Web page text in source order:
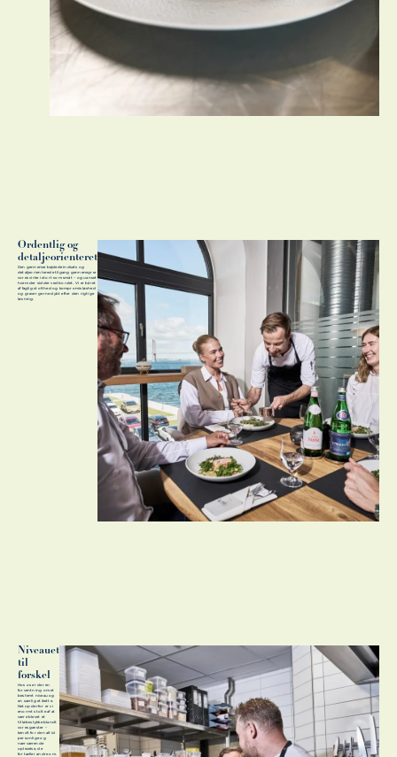
Ordentlig og
detaljeorienteret
Den gennemarbejdede indsats og
detaljeorienterede tilgang gennemsyrer
vores virke i stort som småt – og uanset
hvem der sidder ved bordet. Vi er båret
af faglig stolthed og kompromisløshed
og graver gerne dybt efter den rigtige
løsning.
Niveauet
til
forskel
Hos os er der en
forventning om et
bestemt niveau og
en særlig etikette.
Netop derfor er vi
enormt stolte af at
være blevet et
tilløbsstykke blandt
vores gæster –
kendt for den altid
personlige og
nærværende
oplevelse, de
fortæller andre om.